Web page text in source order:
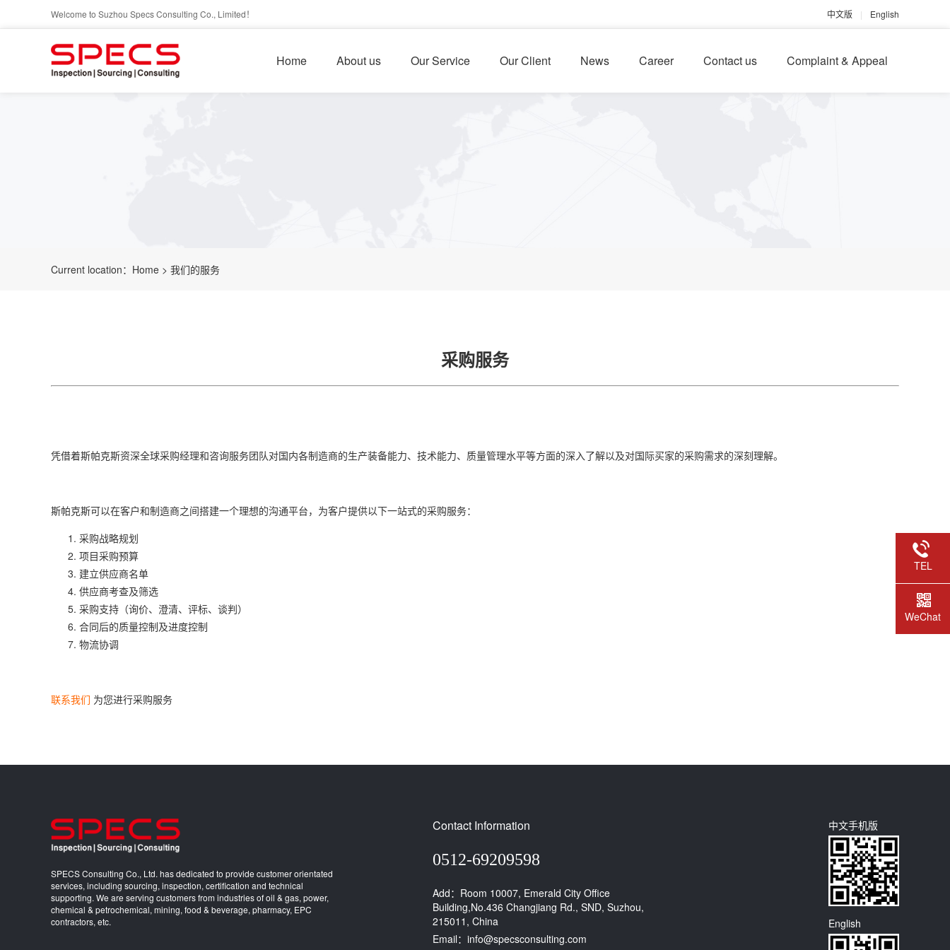
中文版 | English
Welcome to Suzhou Specs Consulting Co., Limited！
Home About us Our Service Our Client News Career Contact us Complaint & Appeal
Current location： Home > 我们的服务
采购服务
凭借着斯帕克斯资深全球采购经理和咨询服务团队对国内各制造商的生产装备能力、技术能力、质量管理水平等方面的深入了解以及对国际买家的采购需求的深刻理解。
斯帕克斯可以在客户和制造商之间搭建一个理想的沟通平台，为客户提供以下一站式的采购服务：
采购战略规划
项目采购预算
建立供应商名单
供应商考查及筛选
采购支持（询价、澄清、评标、谈判）
合同后的质量控制及进度控制
物流协调
联系我们 为您进行采购服务
SPECS Consulting Co., Ltd. has dedicated to provide customer orientated
services, including sourcing, inspection, certification and technical
supporting. We are serving customers from industries of oil & gas, power,
chemical & petrochemical, mining, food & beverage, pharmacy, EPC
contractors, etc.
Contact Information
0512-69209598
Add：Room 10007, Emerald City Office
Building,No.436 Changjiang Rd., SND, Suzhou,
215011, China
Email：info@specsconsulting.com
中文手机版
English
TEL
WeChat